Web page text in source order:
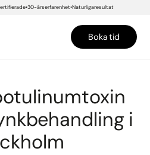
30-års erfarenhet Naturliga resultat
Boka tid
i